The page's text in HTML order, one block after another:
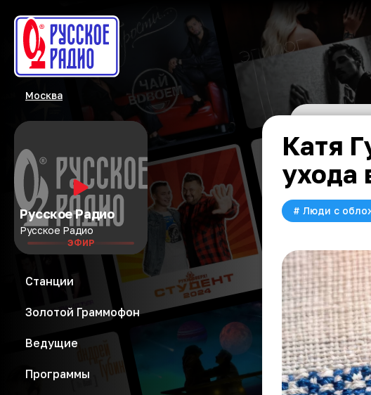
Москва
Русское Радио
Русское Радио
ЭФИР
Станции
Золотой Граммофон
Ведущие
Программы
Катя
ухода
# Люди с